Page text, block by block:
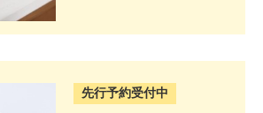
先行予約受付中